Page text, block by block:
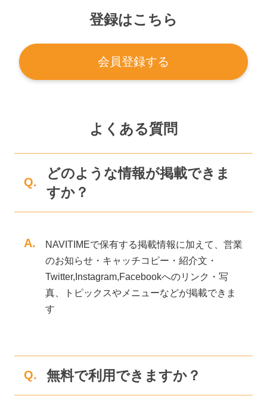
登録はこちら
会員登録する
よくある質問
Q.
どのような情報が掲載できま
すか？
A.
NAVITIMEで保有する掲載情報に加えて、営業
のお知らせ・キャッチコピー・紹介文・
Twitter,Instagram,Facebookへのリンク・写
真、トピックスやメニューなどが掲載できま
す
Q. 無料で利用できますか？